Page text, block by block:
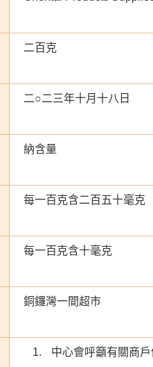
二百克
二○二三年十月十八日
納含量
每一百克含二百五十毫克
每一百克含十毫克
銅鑼灣一間超巿
中心會呼籲有關商